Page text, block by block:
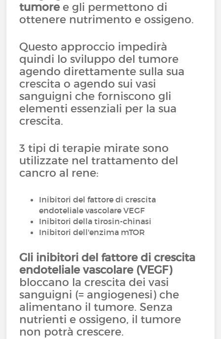
tumore e gli permettono di
ottenere nutrimento e ossigeno.
Questo approccio impedirà
quindi lo sviluppo del tumore
agendo direttamente sulla sua
crescita o agendo sui vasi
sanguigni che forniscono gli
elementi essenziali per la sua
crescita.
3 tipi di terapie mirate sono
utilizzate nel trattamento del
cancro al rene:
Inibitori del fattore di crescita
endoteliale vascolare VEGF
Inibitori della tirosin-chinasi
Inibitori dell'enzima mTOR
Gli inibitori del fattore di crescita
endoteliale vascolare (VEGF)
bloccano la crescita dei vasi
sanguigni (= angiogenesi) che
alimentano il tumore. Senza
nutrienti e ossigeno, il tumore
non potrà crescere.